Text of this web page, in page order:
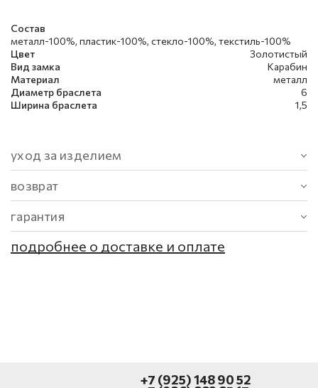
Состав
металл-100%, пластик-100%, стекло-100%, текстиль-100%
Цвет
Золотистый
Вид замка
Карабин
Материал
металл
Диаметр браслета
6
Ширина браслета
1,5
уход за изделием
возврат
гарантия
подробнее о доставке и оплате
+7 (925) 148 90 52